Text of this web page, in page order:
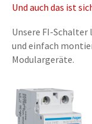
Und auch das ist
Unsere FI-Schalter
und einfach
Modulargeräte.